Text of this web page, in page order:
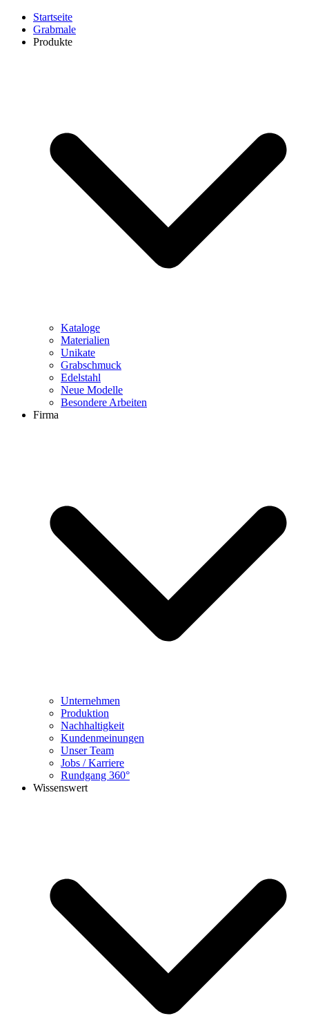
Startseite
Grabmale
Produkte
Kataloge
Materialien
Unikate
Grabschmuck
Edelstahl
Neue Modelle
Besondere Arbeiten
Firma
Unternehmen
Produktion
Nachhaltigkeit
Kundenmeinungen
Unser Team
Jobs / Karriere
Rundgang 360°
Wissenswert